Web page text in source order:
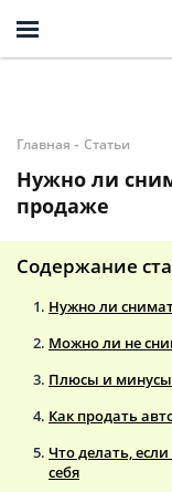
Главная - Статьи
Нужно ли
продаже
Содержание
Нужно ли
Можно ли не
Плюсы и минусы
Как продать
Что делать,
себя